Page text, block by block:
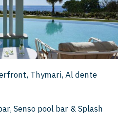
Thymari, Al dente
Senso pool bar & Splash